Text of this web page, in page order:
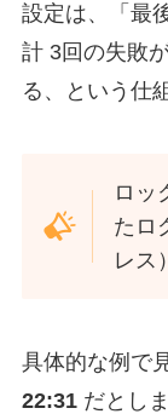
設定は、「最
計 3回の失敗
る、という仕
ロッ
たロ
レス
具体的な例で
22:31だとしま